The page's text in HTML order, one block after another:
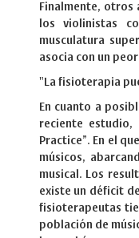
Finalmente, otros
los violinistas
musculatura
asocia con un
"La fisioterapia
En cuanto a
reciente estudio,
Practice”. En el
músicos,
musical. Los
existe un déficit
fisioterapeutas
población de